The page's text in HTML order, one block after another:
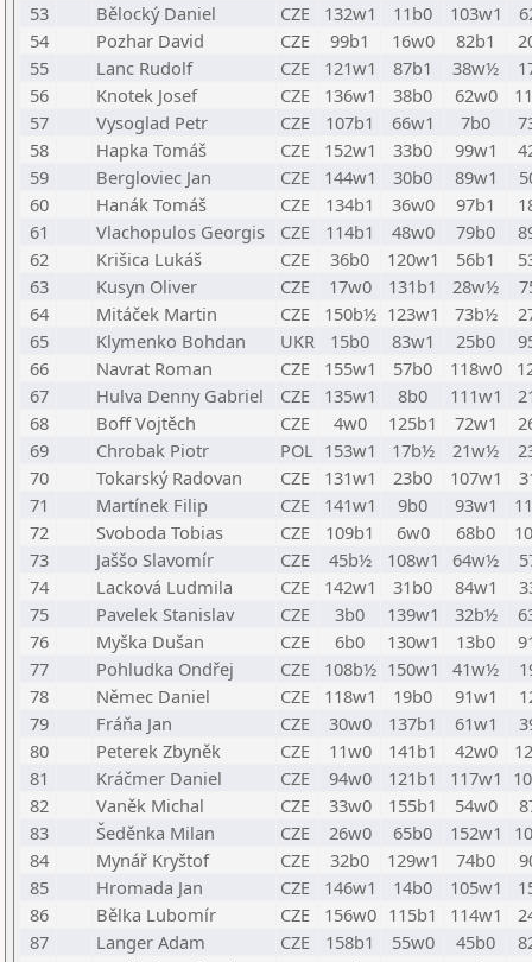
53
Bělocký Daniel CZE 132w1 11b0 103w1
54
Pozhar David CZE 99b1 16w0 82b1
55
Lanc Rudolf CZE 121w1 87b1 38w½
56
Knotek Josef CZE 136w1 38b0 62w0
57
Vysoglad Petr CZE 107b1 66w1 7b0
58
Hapka Tomáš CZE 152w1 33b0 99w1
59
Bergloviec Jan CZE 144w1 30b0 89w1
60
Hanák Tomáš CZE 134b1 36w0 97b1
61
Vlachopulos Georgis CZE 114b1 48w0 79b0
62
Krišica Lukáš CZE 36b0 120w1 56b1
63
Kusyn Oliver CZE 17w0 131b1 28w½
64
Mitáček Martin CZE 150b½ 123w1 73b½
65
Klymenko Bohdan UKR 15b0 83w1 25b0
66
Navrat Roman CZE 155w1 57b0 118w0
67
Hulva Denny Gabriel CZE 135w1 8b0 111w1
68
Boff Vojtěch CZE 4w0 125b1 72w1
69
Chrobak Piotr POL 153w1 17b½ 21w½
70
Tokarský Radovan CZE 131w1 23b0 107w1
71
Martínek Filip CZE 141w1 9b0 93w1
72
Svoboda Tobias CZE 109b1 6w0 68b0
73
Jaššo Slavomír CZE 45b½ 108w1 64w½
74
Lacková Ludmila CZE 142w1 31b0 84w1
75
Pavelek Stanislav CZE 3b0 139w1 32b½
76
Myška Dušan CZE 6b0 130w1 13b0
77
Pohludka Ondřej CZE 108b½ 150w1 41w½
78
Němec Daniel CZE 118w1 19b0 91w1
79
Fráňa Jan CZE 30w0 137b1 61w1
80
Peterek Zbyněk CZE 11w0 141b1 42w0
81
Kráčmer Daniel CZE 94w0 121b1 117w1
82
Vaněk Michal CZE 33w0 155b1 54w0
83
Šeděnka Milan CZE 26w0 65b0 152w1
84
Mynář Kryštof CZE 32b0 129w1 74b0
85
Hromada Jan CZE 146w1 14b0 105w1
86
Bělka Lubomír CZE 156w0 115b1 114w1
87
Langer Adam CZE 158b1 55w0 45b0